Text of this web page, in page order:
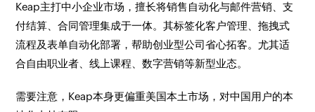
Keap主打中小企业市场，擅长将销售自动化与邮件营销、支
付结算、合同管理集成于一体。其标签化客户管理、拖拽式
流程及表单自动化部署，帮助创业型公司省心拓客。尤其适
合自由职业者、线上课程、数字营销等新型业态。
需要注意，Keap本身更偏重美国本土市场，对中国用户的本